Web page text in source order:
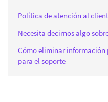
Política de atención al
Necesita decirnos algo
Cómo eliminar información
para el soporte